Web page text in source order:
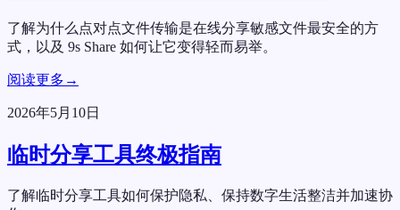
了解为什么点对点文件传输是在线分享敏感文件最安全的方
式，以及 9s Share 如何让它变得轻而易举。
阅读更多 →
2026年5月10日
临时分享工具终极指南
了解临时分享工具如何保护隐私、保持数字生活整洁并加速协